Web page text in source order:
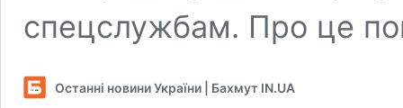
спецслужбам. Про це
Останні новини України | Бахмут IN.UA